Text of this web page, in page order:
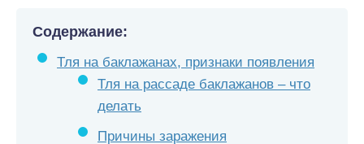
Содержание:
Тля на баклажанах, признаки появления
Тля на рассаде баклажанов – что
делать
Причины заражения